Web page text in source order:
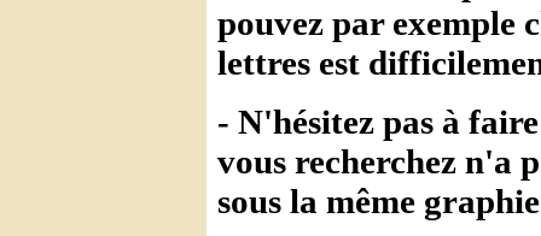
pouvez par exemple
lettres est
- N'hésitez pas à
vous recherchez n'a
sous la même